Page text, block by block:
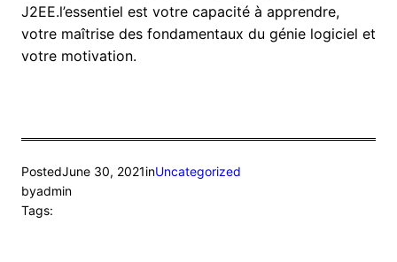
J2EE.l’essentiel est votre capacité à apprendre,
votre maîtrise des fondamentaux du génie logiciel et
votre motivation.
PostedJune 30, 2021inUncategorized
byadmin
Tags: